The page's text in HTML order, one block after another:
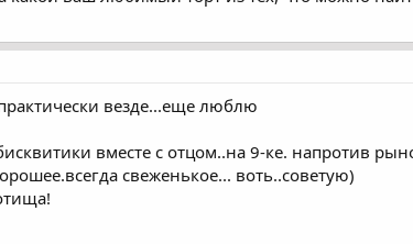
везде...еще люблю
вместе с отцом..на 9-ке. напротив
свеженькое... воть..советую)